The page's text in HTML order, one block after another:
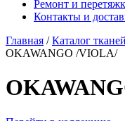
Ремонт и
Контакты и
Главная / Каталог тканей
OKAWANGO /VIOLA/